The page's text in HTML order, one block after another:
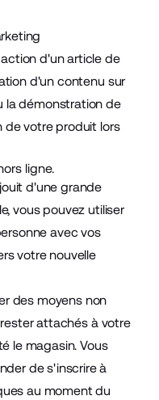
d'un article de
d'un contenu sur
la démonstration de
de votre produit lors
ligne.
d'une grande
vous pouvez utiliser
avec vos
votre nouvelle
des moyens non
attachés à votre
le magasin. Vous
de s'inscrire à
au moment du